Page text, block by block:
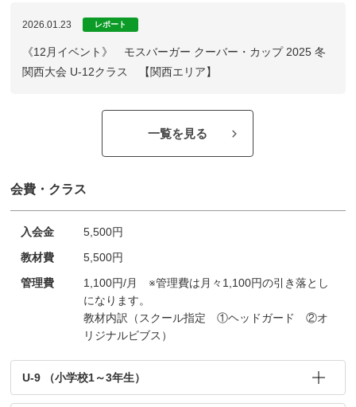
2026.01.23 レポート
《12月イベント》 モスバーガー クーバー・カップ 2025 冬
関西大会 U-12クラス 【関西エリア】
一覧を見る
会費・クラス
入会金
5,500円
教材費
5,500円
管理費
1,100円/月 ※管理費は月々1,100円の引き落とし
になります。
教材内訳（スクール指定 ①ヘッドガード ②オ
リジナルビブス）
U-9 （小学校1～3年生）